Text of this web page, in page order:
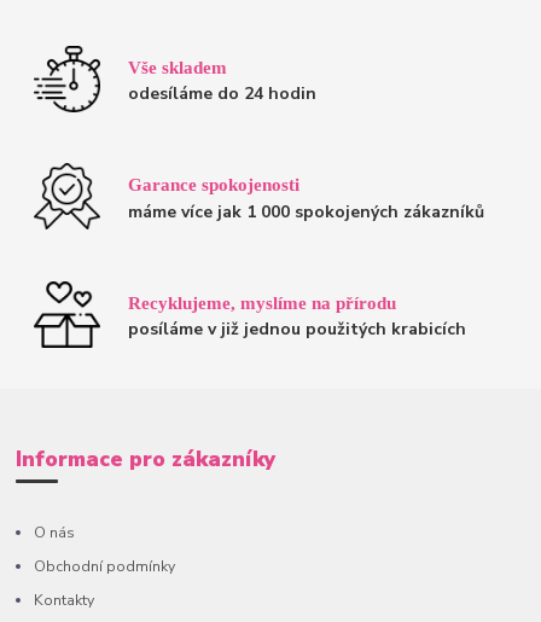
Vše skladem
odesíláme do 24 hodin
Garance spokojenosti
máme více jak 1 000 spokojených zákazníků
Recyklujeme, myslíme na přírodu
posíláme v již jednou použitých krabicích
Informace pro zákazníky
O nás
Obchodní podmínky
Kontakty